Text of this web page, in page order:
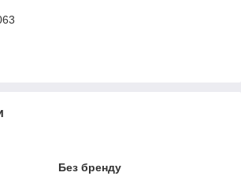
Без бренду